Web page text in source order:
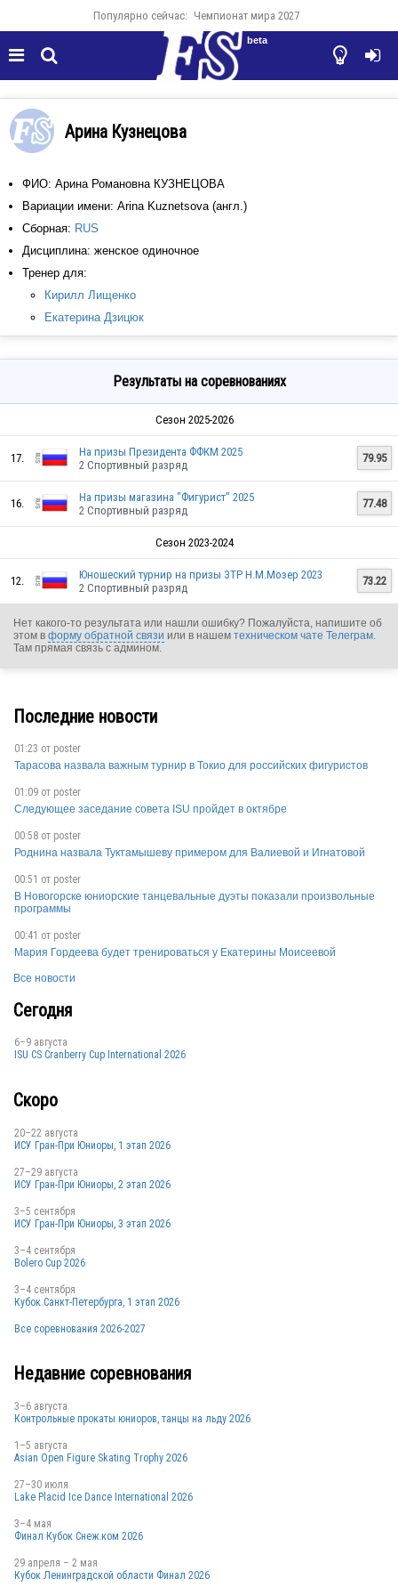
Популярно сейчас: Чемпионат мира 2027
  

beta
Арина Кузнецова
ФИО: Арина Романовна КУЗНЕЦОВА
Вариации имени: Arina Kuznetsova (англ.)
Сборная: RUS
Дисциплина: женское одиночное
Тренер для:
Кирилл Лищенко
Екатерина Дзицюк
Результаты на соревнованиях
Сезон 2025-2026
17.
RUS
На призы Президента ФФКМ 2025
2 Спортивный разряд
79.95
16.
RUS
На призы магазина "Фигурист" 2025
2 Спортивный разряд
77.48
Сезон 2023-2024
12.
Юношеский турнир на призы ЗТР Н.М.Мозер 2023
2 Спортивный разряд
73.22
Нет какого-то результата или нашли ошибку? Пожалуйста, напишите об
этом в форму обратной связи или в нашем техническом чате Телеграм.
Там прямая связь с админом.
Последние новости
01:23 от poster
Тарасова назвала важным турнир в Токио для российских фигуристов
01:09 от poster
Следующее заседание совета ISU пройдет в октябре
00:58 от poster
Роднина назвала Туктамышеву примером для Валиевой и Игнатовой
00:51 от poster
В Новогорске юниорские танцевальные дуэты показали произвольные
программы
00:41 от poster
Мария Гордеева будет тренироваться у Екатерины Моисеевой
Все новости
Сегодня
6–9 августа
ISU CS Cranberry Cup International 2026
Скоро
20–22 августа
ИСУ Гран-При Юниоры, 1 этап 2026
27–29 августа
ИСУ Гран-При Юниоры, 2 этап 2026
3–5 сентября
ИСУ Гран-При Юниоры, 3 этап 2026
3–4 сентября
Bolero Cup 2026
3–4 сентября
Кубок Санкт-Петербурга, 1 этап 2026
Все соревнования 2026-2027
Недавние соревнования
3–6 августа
Контрольные прокаты юниоров, танцы на льду 2026
1–5 августа
Asian Open Figure Skating Trophy 2026
27–30 июля
Lake Placid Ice Dance International 2026
3–4 мая
Финал Кубок Снеж.ком 2026
29 апреля – 2 мая
Кубок Ленинградской области Финал 2026